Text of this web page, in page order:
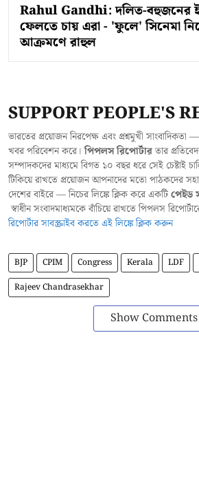
Rahul Gandhi: দলিত-বহুজনের
ফেলতে চায় এরা - 'ফুলে' সিনেমা
আক্রমণে রাহুল
SUPPORT PEOPLE'S
ভারতের প্রয়োজন নিরপেক্ষ এবং প্রশ্নমুখী
খবর পরিবেশন করে।পিপলস রিপোর্টারতার
সম্পাদকদের মাধ্যমে বিগত ১০ বছর ধরে সেই চেষ্টাই
টিকিয়ে রাখতে প্রয়োজন আপনাদের মতো পাঠকদের
দেশের বাইরে — নিচের লিঙ্কে ক্লিক করে একটিপেইড
স্বাধীন সংবাদমাধ্যমকে বাঁচিয়ে রাখতে পিপলস
রিপোর্টার সাবস্ক্রাইব করতে এই লিঙ্কে ক্লিক করুন
BJP CPIM Congress Kerala LDF
Rajeev Chandrasekhar
Show Comments